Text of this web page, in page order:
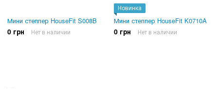
Мини степпер HouseFit S008B
0 грн Нет в наличии
Новинка
Мини степпер HouseFit K0710A
0 грн Нет в наличии